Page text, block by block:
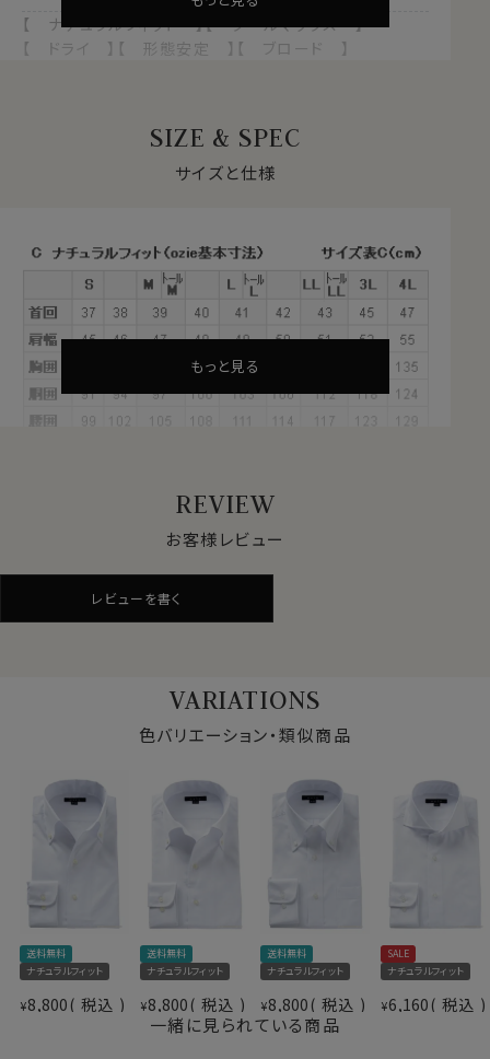
【 ナチュラルフィット 】【 クールマックス 】
【 ドライ 】【 形態安定 】【 ブロード 】
1年を通して快適な着心地を支える
クールマックス®オールシーズン・ファブリックとは？
ライ素材
・衣服内をドライに保ち、日常の快適な着心地をサポート
・シワになりにくい形態安定
・洗濯後の乾きも早く、ほぼノンアイロンでお手入れが楽
これらの特長を備えた高機能素材が、ポリエステル
●通年快適な着用感を求める方へ
クールマックス®オールシーズン・ファブリックは、暑いと
きにはドライに、寒いときには暖かい。
通年着用するビジネスシャツに適した素材です。
肌離れのよいドライな着用感が持続。
保つ吸水速乾のドライ素材です。
の特徴です。
●形態安定でお手入れが非常に楽
着用時も洗濯後もシワになりにくい。
洗濯後もほぼノーアイロン。
わ性に優れた生地です。
（形態安定性＝W＆W性4級前後）
SIZE & SPEC
サイズと仕様
仕様表
素材
ポリエステル100％
ドライ加工
（吸湿速乾素材＝COOLMAX®ファブリック）
形態安定
もっと見る
REVIEW
お客様レビュー
レビューを書く
VARIATIONS
色バリエーション・類似商品
送料無料
ナチュラルフィット
¥8,800 税込
送料無料
ナチュラルフィット
¥8,800 税込
送料無料
ナチュラルフィット
¥8,800 税込
SALE
ナチュラルフィット
¥6,160 税込
一緒に見られている商品